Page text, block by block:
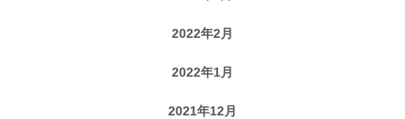
2022年2月
2022年1月
2021年12月